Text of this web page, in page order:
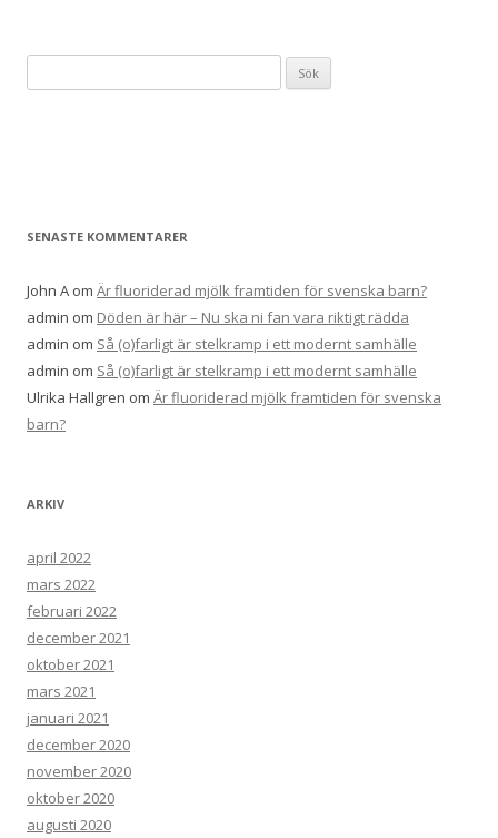
efter:
SENASTE KOMMENTARER
John A om Är fluoriderad mjölk framtiden för svenska barn?
admin om Döden är här – Nu ska ni fan vara riktigt rädda
admin om Så (o)farligt är stelkramp i ett modernt samhälle
admin om Så (o)farligt är stelkramp i ett modernt samhälle
Ulrika Hallgren om Är fluoriderad mjölk framtiden för svenska
barn?
ARKIV
april 2022
mars 2022
februari 2022
december 2021
oktober 2021
mars 2021
januari 2021
december 2020
november 2020
oktober 2020
augusti 2020